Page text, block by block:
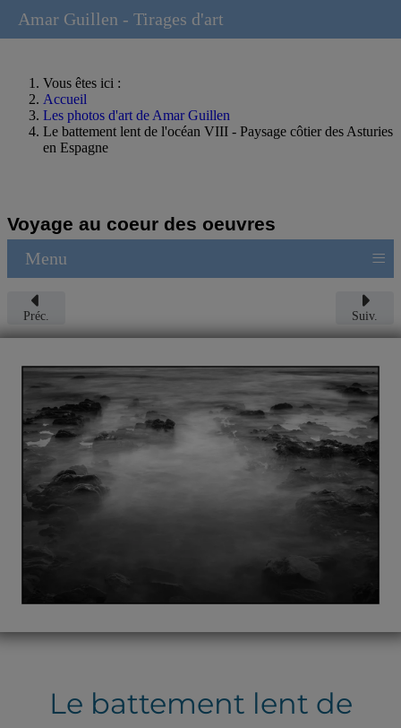
Vous êtes ici :
Accueil
Les photos d'art de Amar Guillen
Le battement lent de l'océan VIII - Paysage côtier des Asturies
en Espagne
Voyage au coeur des oeuvres
Menu ≡
Préc. Suiv.
Le battement lent de
Amar Guillen - Tirages d'art